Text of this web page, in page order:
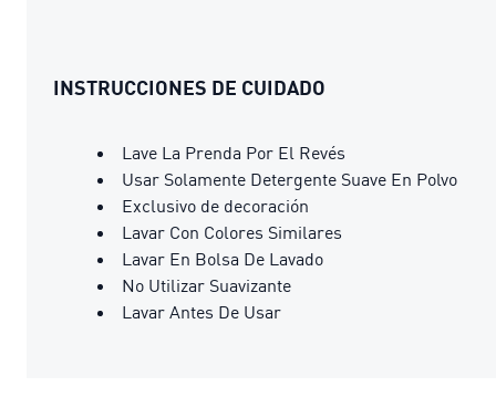
INSTRUCCIONES DE CUIDADO
Lave La Prenda Por El Revés
Usar Solamente Detergente Suave En Polvo
Exclusivo de decoración
Lavar Con Colores Similares
Lavar En Bolsa De Lavado
No Utilizar Suavizante
Lavar Antes De Usar